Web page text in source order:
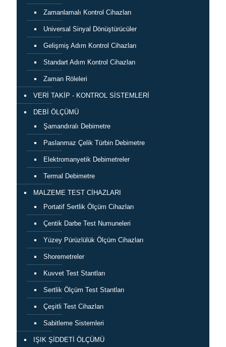
Zamanlamalı Kontrol Cihazları
Universal Sinyal Dönüştürücüler
Gelişmiş Adım Kontrol Cihazları
Standart Adım Kontrol Cihazları
Zaman Röleleri
VERİ TAKİP - KONTROL SİSTEMLERİ
DEBİ ÖLÇÜMÜ
Şamandıralı Debimetre
Paslanmaz Çelik Türbin Debimetre
Elektromanyetik Debimetreler
Termal Debimetre
MALZEME TEST CİHAZLARI
Portatif Sertlik Ölçüm Cihazları
Çentik Darbe Test Numuneleri
Yüzey Pürüzlülük Ölçüm Cihazları
Shoremetreler
Kuvvet Test Stantları
Sertlik Ölçüm Test Stantları
Çeşitli Test Cihazları
Sabitleme Sistemleri
IŞIK ŞİDDETİ ÖLÇÜMÜ